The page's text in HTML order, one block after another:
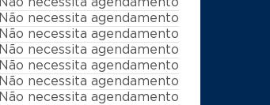
Não necessita agendamento
Não necessita agendamento
Não necessita agendamento
Não necessita agendamento
Não necessita agendamento
Não necessita agendamento